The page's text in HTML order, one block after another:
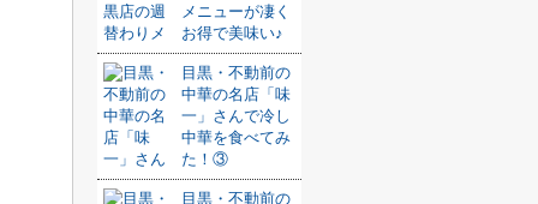
メニューが凄く
お得で美味い♪
目黒・不動前の
中華の名店「味
一」さんで冷し
中華を食べてみ
た！③
目黒・不動前の